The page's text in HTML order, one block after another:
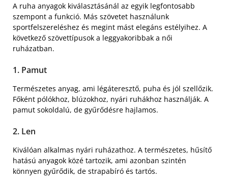
A ruha anyagok kiválasztásánál az egyik legfontosabb
szempont a funkció. Más szövetet használunk
sportfelszereléshez és megint mást elegáns estélyihez. A
következő szövettípusok a leggyakoribbak a női
ruházatban.
1. Pamut
Természetes anyag, ami légáteresztő, puha és jól szellőzik.
Főként pólókhoz, blúzokhoz, nyári ruhákhoz használják. A
pamut sokoldalú, de gyűrődésre hajlamos.
2. Len
Kiválóan alkalmas nyári ruházathoz. A természetes, hűsítő
hatású anyagok közé tartozik, ami azonban szintén
könnyen gyűrődik, de strapabíró és tartós.